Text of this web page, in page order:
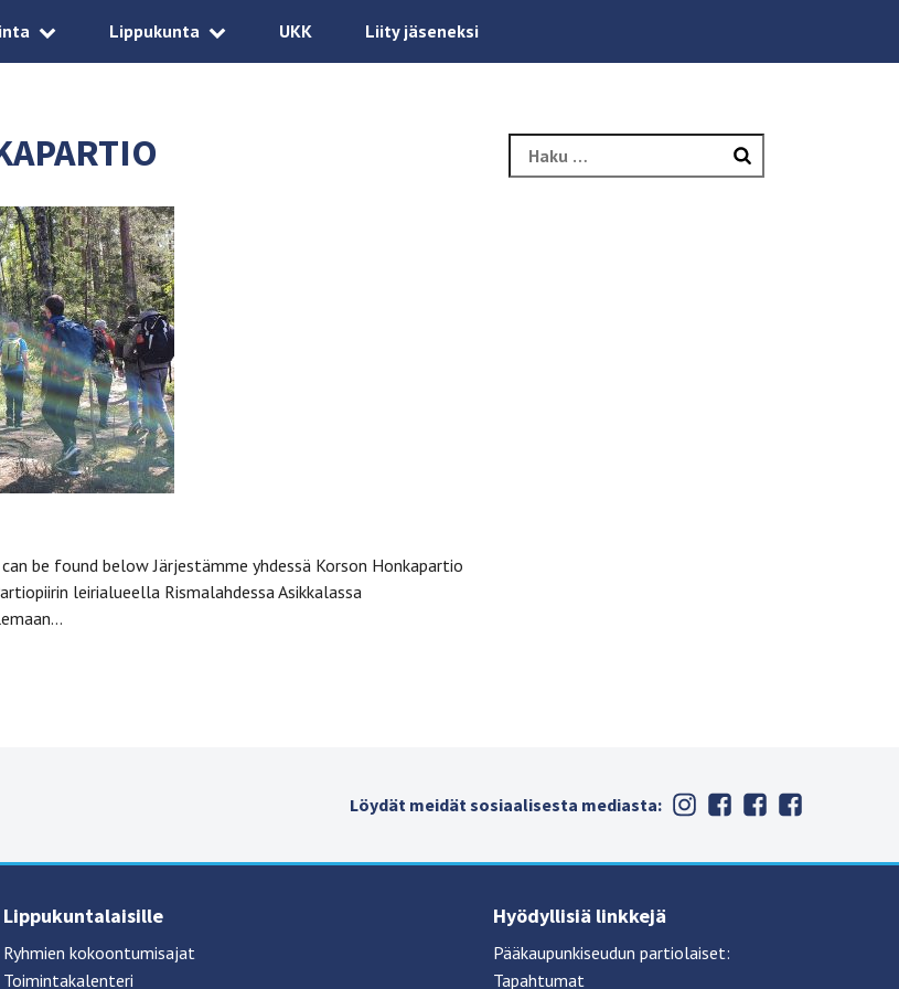
Lippukunta UKK Liity jäseneksi
be found below Järjestämme yhdessä Korson Honkapartio
leirialueella Rismalahdessa Asikkalassa
Haku:
Löydät meidät sosiaalisesta mediasta:
Lippukuntalaisille
Ryhmien kokoontumisajat
Toimintakalenteri
Hyödyllisiä linkkejä
Pääkaupunkiseudun partiolaiset:
Tapahtumat